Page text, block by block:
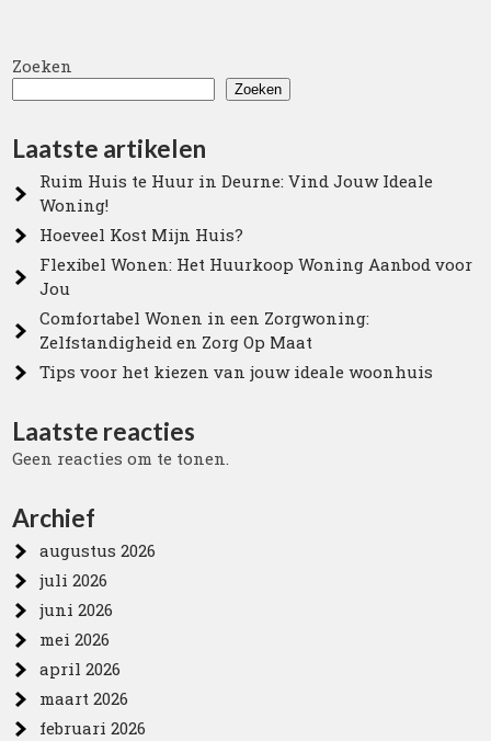
Zoeken
Zoeken
Laatste artikelen
Ruim Huis te Huur in Deurne: Vind Jouw Ideale
Woning!
Hoeveel Kost Mijn Huis?
Flexibel Wonen: Het Huurkoop Woning Aanbod voor
Jou
Comfortabel Wonen in een Zorgwoning:
Zelfstandigheid en Zorg Op Maat
Tips voor het kiezen van jouw ideale woonhuis
Laatste reacties
Geen reacties om te tonen.
Archief
augustus 2026
juli 2026
juni 2026
mei 2026
april 2026
maart 2026
februari 2026